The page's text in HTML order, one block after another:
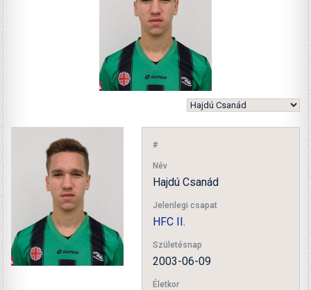
#
Név
Hajdú Csanád
Jelenlegi csapat
HFC II.
Születésnap
2003-06-09
Életkor